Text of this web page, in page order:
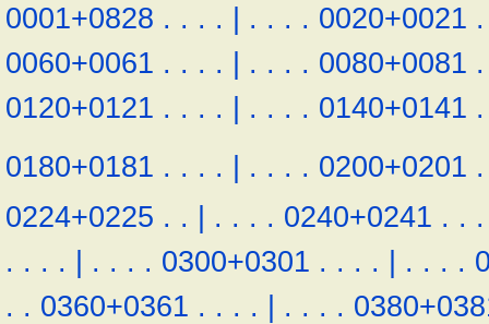
0001+0828 . . . . | . . . . 0020+0021 .
0060+0061 . . . . | . . . . 0080+0081 .
0120+0121 . . . . | . . . . 0140+0141 .
0180+0181 . . . . | . . . . 0200+0201 .
0224+0225 . . | . . . . 0240+0241 . . .
. . . . | . . . . 0300+0301 . . . . | . . . .
. . 0360+0361 . . . . | . . . .